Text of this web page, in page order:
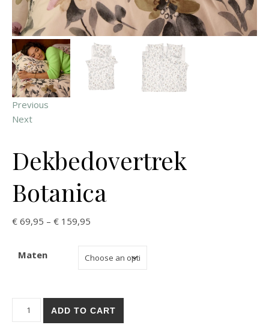
Previous
Next
Dekbedovertrek
Botanica
€ 69,95 – € 159,95
Maten
ADD TO CART